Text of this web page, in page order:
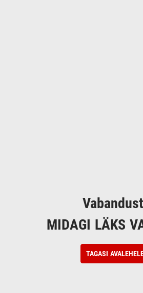
MIDAGI LÄKS
TAGASI